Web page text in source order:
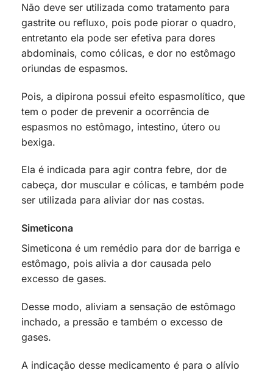
Não deve ser utilizada como tratamento para
gastrite ou refluxo, pois pode piorar o quadro,
entretanto ela pode ser efetiva para dores
abdominais, como cólicas, e dor no estômago
oriundas de espasmos.
Pois, a dipirona possui efeito espasmolítico, que
tem o poder de prevenir a ocorrência de
espasmos no estômago, intestino, útero ou
bexiga.
Ela é indicada para agir contra febre, dor de
cabeça, dor muscular e cólicas, e também pode
ser utilizada para aliviar dor nas costas.
Simeticona
Simeticona é um remédio para dor de barriga e
estômago, pois alivia a dor causada pelo
excesso de gases.
Desse modo, aliviam a sensação de estômago
inchado, a pressão e também o excesso de
gases.
A indicação desse medicamento é para o alívio